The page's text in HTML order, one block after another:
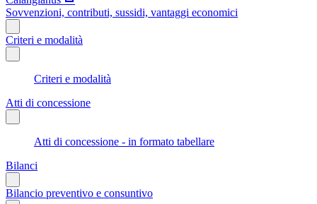
Sovvenzioni, contributi, sussidi, vantaggi economici
Criteri e modalità
Criteri e modalità
Atti di concessione
Atti di concessione - in formato tabellare
Bilanci
Bilancio preventivo e consuntivo